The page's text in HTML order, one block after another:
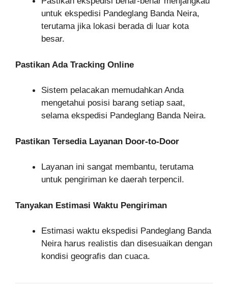
untuk ekspedisi Pandeglang Banda Neira,
terutama jika lokasi berada di luar kota
besar.
Pastikan Ada Tracking Online
Sistem pelacakan memudahkan Anda
mengetahui posisi barang setiap saat,
selama ekspedisi Pandeglang Banda Neira.
Pastikan Tersedia Layanan Door-to-Door
Layanan ini sangat membantu, terutama
untuk pengiriman ke daerah terpencil.
Tanyakan Estimasi Waktu Pengiriman
Estimasi waktu ekspedisi Pandeglang Banda
Neira harus realistis dan disesuaikan dengan
kondisi geografis dan cuaca.